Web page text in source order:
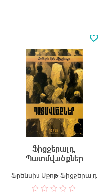
Ֆիցջերալդ,
Պատմվածքներ
Ֆրենսիս Սքոթ Ֆիցջերալդ